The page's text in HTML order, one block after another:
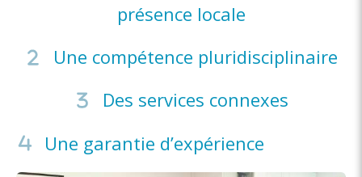
présence locale
Une compétence pluridisciplinaire
Des services connexes
Une garantie d’expérience